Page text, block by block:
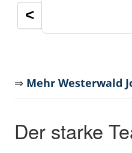
<
⇒ Mehr Westerwald
Der starke